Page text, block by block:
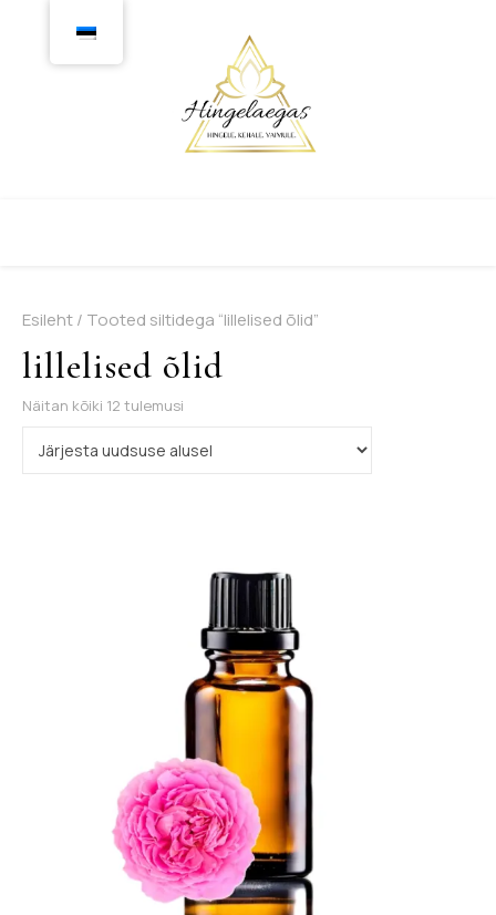
Esileht/ Tooted siltidega “lillelised õlid”
lillelised õlid
Näitan kõiki 12 tulemusi